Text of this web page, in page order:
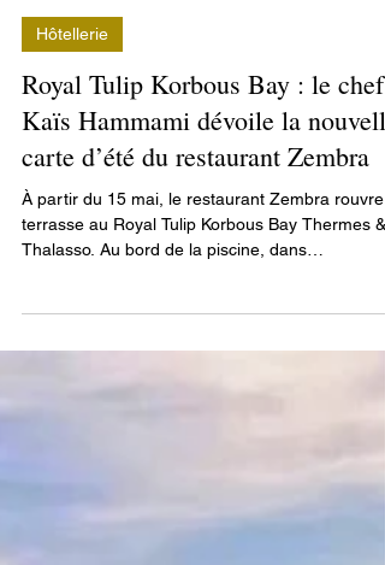
Eric ALAUZEN
8 mai
Hôtellerie
Royal Tulip Korbous Bay : le chef
Kaïs Hammami dévoile la nouvelle
carte d’été du restaurant Zembra
À partir du 15 mai, le restaurant Zembra rouvre
adresse estivale retrouve son esprit de saison :